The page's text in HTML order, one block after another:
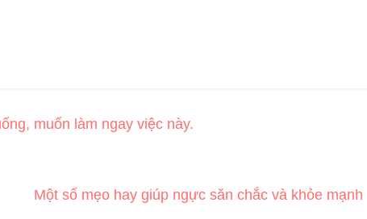
muốn làm ngay việc này.
Một số mẹo hay giúp ngực săn chắc và khỏe mạnh